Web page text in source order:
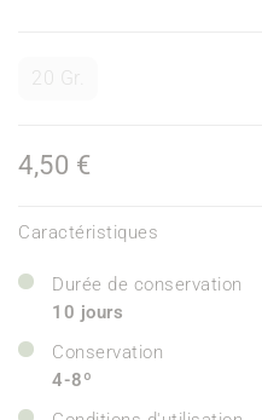
20 Gr.
4,50 €
Caractéristiques
Durée de conservation
10 jours
Conservation
4-8º